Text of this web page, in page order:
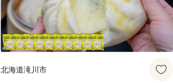
北海道滝川市